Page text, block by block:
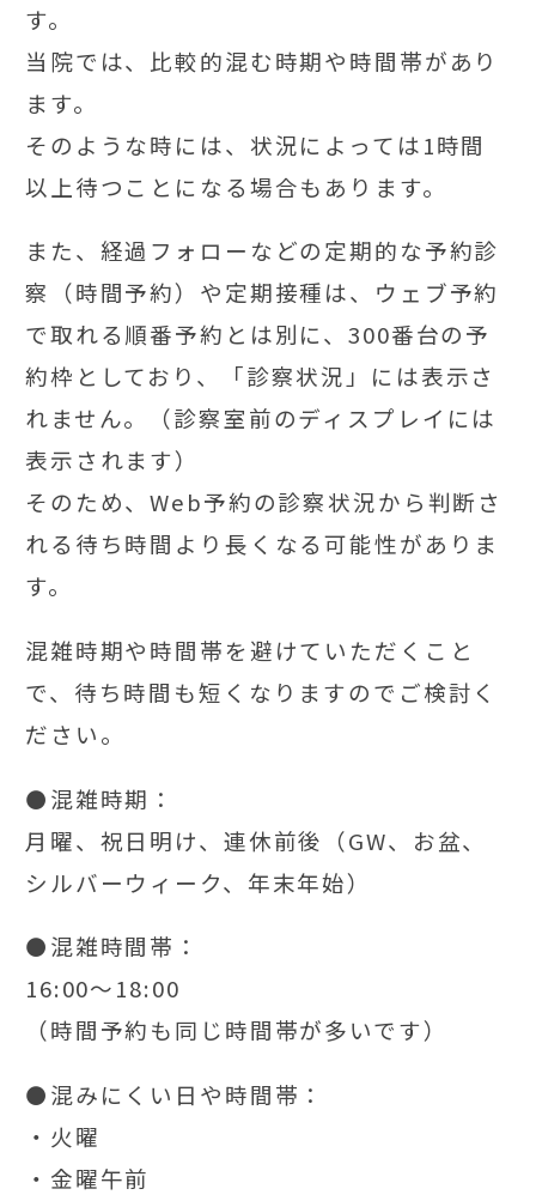
す。
当院では、比較的混む時期や時間帯があり
ます。
そのような時には、状況によっては1時間
以上待つことになる場合もあります。
また、経過フォローなどの定期的な予約診
察（時間予約）や定期接種は、ウェブ予約
で取れる順番予約とは別に、300番台の予
約枠としており、「診察状況」には表示さ
れません。（診察室前のディスプレイには
表示されます）
そのため、Web予約の診察状況から判断さ
れる待ち時間より長くなる可能性がありま
す。
混雑時期や時間帯を避けていただくこと
で、待ち時間も短くなりますのでご検討く
ださい。
⚫混雑時期：
月曜、祝日明け、連休前後（GW、お盆、
シルバーウィーク、年末年始）
⚫混雑時間帯：
16:00～18:00
（時間予約も同じ時間帯が多いです）
⚫混みにくい日や時間帯：
・火曜
・金曜午前